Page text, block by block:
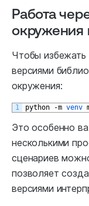
Работа
окружения
Чтобы
версиями
окружения:
1 python -m venv
Это особенно
несколькими
сценариев
позволяет
версиями